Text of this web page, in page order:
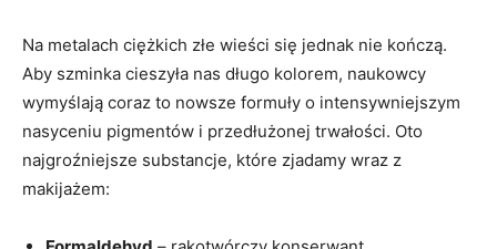
Na metalach ciężkich złe wieści się jednak nie kończą.
Aby szminka cieszyła nas długo kolorem, naukowcy
wymyślają coraz to nowsze formuły o intensywniejszym
nasyceniu pigmentów i przedłużonej trwałości. Oto
najgroźniejsze substancje, które zjadamy wraz z
makijażem: